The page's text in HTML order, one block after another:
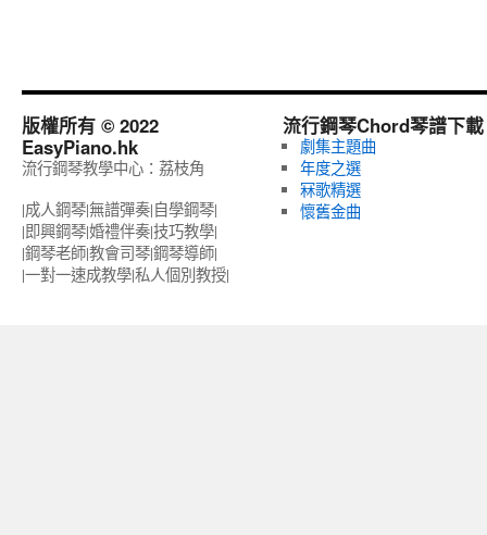
版權所有 © 2022
EasyPiano.hk
流行鋼琴教學中心：荔枝角
|成人鋼琴|無譜彈奏|自學鋼琴|
|即興鋼琴|婚禮伴奏|技巧教學|
|鋼琴老師|教會司琴|鋼琴導師|
|一對一速成教學|私人個別教授‎|
流行鋼琴Chord琴譜下載
劇集主題曲
年度之選
冧歌精選
懷舊金曲